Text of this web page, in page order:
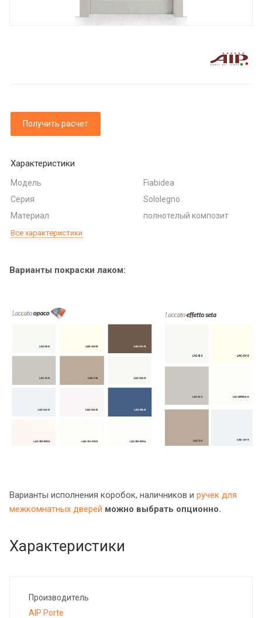
Получить расчет
Характеристики
Модель
Fiabidea
Серия
Sololegno
Материал
полнотелый композит
Все характеристики
Варианты покраски лаком:
Варианты исполнения коробок, наличников и ручек для
межкомнатных дверей можно выбрать опционно.
Характеристики
Производитель
AIP Porte